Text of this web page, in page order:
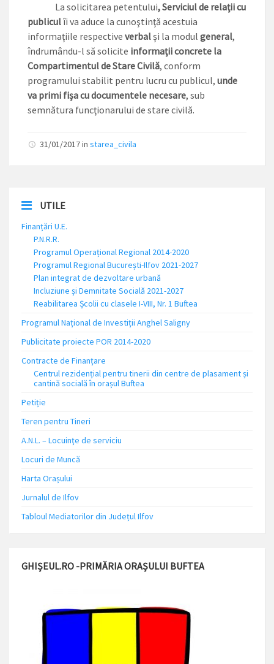
La solicitarea petentului, Serviciul de relaţii cu
publiculîi va aduce la cunoştinţă acestuia
informaţiile respective verbalşi la modul general,
îndrumându-l să solicite informaţii concrete la
Compartimentul de Stare Civilă, conform
programului stabilit pentru lucru cu publicul, unde
va primi fişa cu documentele necesare, sub
semnătura funcţionarului de stare civilă.
31/01/2017in starea_civila
UTILE
Finanțări U.E.
P.N.R.R.
Programul Operațional Regional 2014-2020
Programul Regional București-Ilfov 2021-2027
Plan integrat de dezvoltare urbană
Incluziune și Demnitate Socială 2021-2027
Reabilitarea Școlii cu clasele I-VIII, Nr. 1 Buftea
Programul Național de Investiții Anghel Saligny
Publicitate proiecte POR 2014-2020
Contracte de Finanțare
Centrul rezidențial pentru tinerii din centre de plasament și
cantină socială în orașul Buftea
Petiție
Teren pentru Tineri
A.N.L. – Locuinţe de serviciu
Locuri de Muncă
Harta Orașului
Jurnalul de Ilfov
Tabloul Mediatorilor din Județul Ilfov
GHIȘEUL.RO -PRIMĂRIA ORAȘULUI BUFTEA